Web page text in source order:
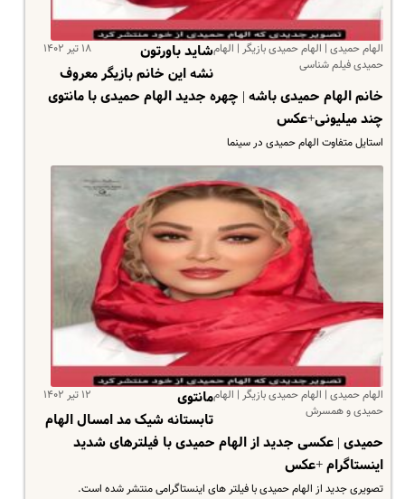
الهام حمیدی | الهام حمیدی بازیگر | الهام
حمیدی فیلم شناسی
۱۸ تیر ۱۴۰۲
شاید باورتون
نشه این خانم بازیگر معروف
خانم الهام حمیدی باشه | چهره جدید الهام حمیدی با مانتوی
چند میلیونی+عکس
استایل متفاوت الهام حمیدی در سینما
الهام حمیدی | الهام حمیدی بازیگر | الهام
حمیدی و همسرش
۱۲ تیر ۱۴۰۲
مانتوی
تابستانه شیک مد امسال الهام
حمیدی | عکسی جدید از الهام حمیدی با فیلترهای شدید
اینستاگرام +عکس
تصویری جدید از الهام حمیدی با فیلتر های اینستاگرامی منتشر شده است.